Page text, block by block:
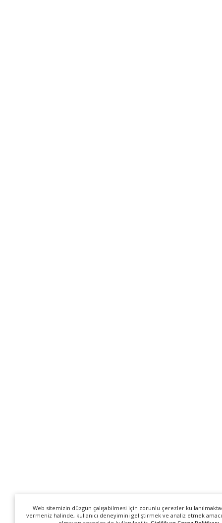
Web sitemizin düzgün çalışabilmesi için zorunlu çerezler
vermeniz halinde, kullanıcı deneyimini geliştirmek ve analiz etmek